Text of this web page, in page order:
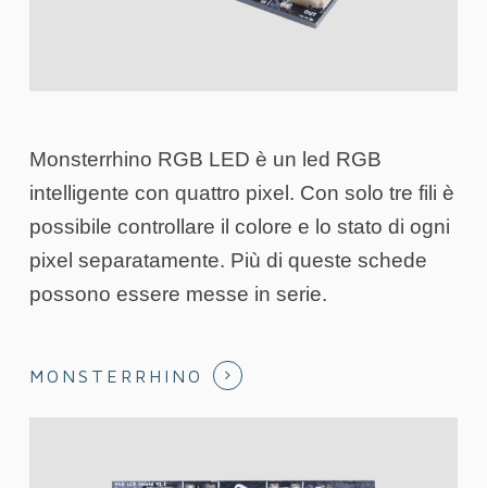
Monsterrhino RGB LED è un led RGB
intelligente con quattro pixel. Con solo tre fili è
possibile controllare il colore e lo stato di ogni
pixel separatamente. Più di queste schede
possono essere messe in serie.
MONSTERRHINO